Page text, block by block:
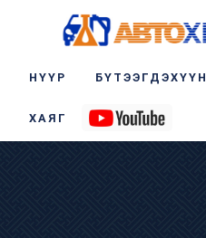
НҮҮР БҮТЭЭГДЭХҮҮН
ХАЯГ